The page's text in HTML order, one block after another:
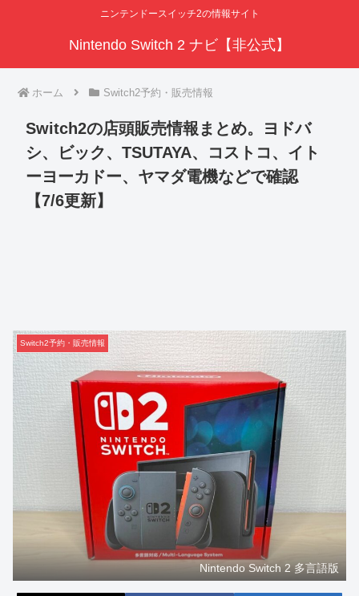
ニンテンドースイッチ2の情報サイト
Nintendo Switch 2 ナビ【非公式】
ホーム Switch2予約・販売情報
Switch2の店頭販売情報まとめ。ヨドバ
シ、ビック、TSUTAYA、コストコ、イト
ーヨーカドー、ヤマダ電機などで確認
【7/6更新】
Switch2予約・販売情報
Nintendo Switch 2 多言語版